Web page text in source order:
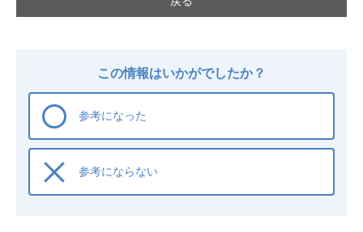
この情報はいかがでしたか？
参考になった
参考にならない